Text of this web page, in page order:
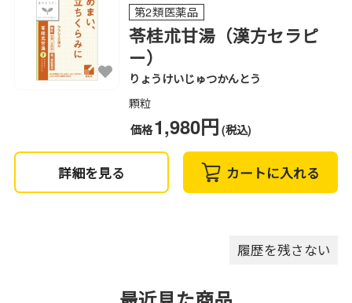
第2類医薬品
苓桂朮甘湯（漢方セラピ
ー）
りょうけいじゅつかんとう
顆粒
価格1,980円 (税込)
詳細を見る カートに入れる
履歴を残さない